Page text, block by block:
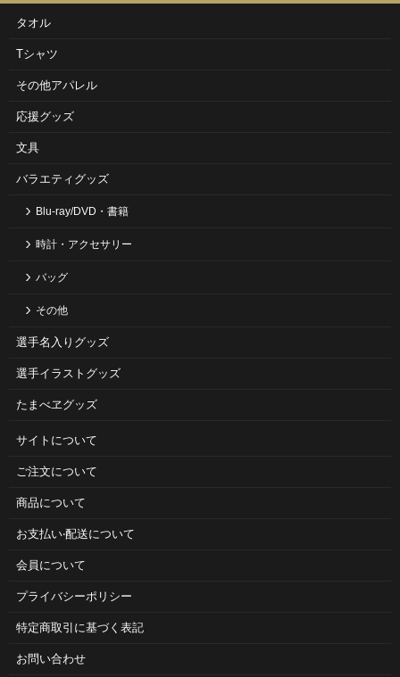
タオル
Tシャツ
その他アパレル
応援グッズ
文具
バラエティグッズ
Blu-ray/DVD・書籍
時計・アクセサリー
バッグ
その他
選手名入りグッズ
選手イラストグッズ
たまべヱグッズ
サイトについて
ご注⽂について
商品について
お⽀払い‧配送について
会員について
プライバシーポリシー
特定商取引に基づく表記
お問い合わせ